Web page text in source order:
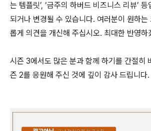
는 템플릿’, ‘금주의 하버드 비즈니스 리뷰’
되거나 변경될 수 있습니다. 여러분이 원하는
롭게 의견을 개신해 주십시오. 최대한 반영하
시즌 3에서도 많은 분과 함께 하기를 간절히
즌 2를 응원해 주신 것에 깊이 감사 드립니다.